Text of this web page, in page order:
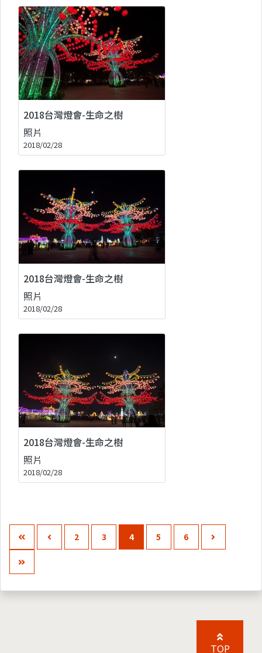
2018台灣燈會-生命之樹
照片
2018/02/28
2018台灣燈會-生命之樹
照片
2018/02/28
2018台灣燈會-生命之樹
照片
2018/02/28
2 3 4 5 6
TOP